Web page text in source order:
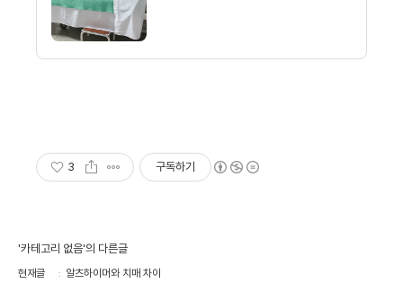
3 구독하기
'카테고리 없음'의 다른글
현재글 알츠하이머와 치매 차이